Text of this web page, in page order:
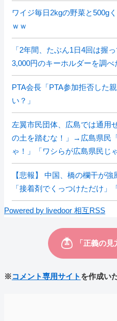
ワイジ毎日2kgの野菜と500g
ｗｗ
「2年間、たぶん1日4回は握
3,000円のキーホルダーを調べ
PTA会長「PTA参加拒否した
い？」
左翼市民団体、広島では通用
の土を踏むな！」→広島県民
ゃ！」「ワシらが広島県民じゃ
【悲報】 中国、橋の欄干が
「接着剤でくっつけただけ」
Powered by livedoor 相互RSS
※コメント専用サイト を作成い